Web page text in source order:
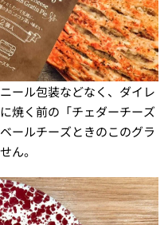
ール包装などなく、ダイレ
焼く前の「チェダーチーズ
ールチーズときのこのグラ
ん。